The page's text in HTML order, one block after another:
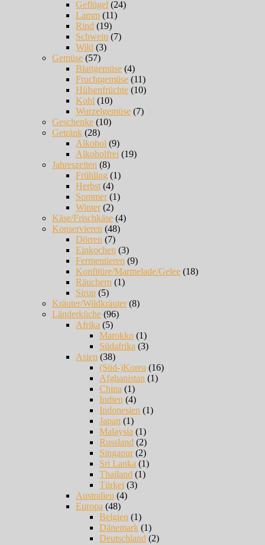
Geflügel (24)
Lamm (11)
Rind (19)
Schwein (7)
Wild (3)
Gemüse (57)
Blattgemüse (4)
Fruchtgemüse (11)
Hülsenfrüchte (10)
Kohl (10)
Wurzelgemüse (7)
Geschenke (10)
Getränk (28)
Alkohol (9)
Alkoholfrei (19)
Jahreszeiten (8)
Frühling (1)
Herbst (4)
Sommer(1)
Winter(2)
Käse/Frischkäse (4)
Konservieren (48)
Dörren (7)
Einkochen (3)
Fermentieren (9)
Konfitüre/Marmelade/Gelee (18)
Räuchern (1)
Sirup (5)
Kräuter/Wildkräuter(8)
Länderküche (96)
Afrika (5)
Marokko (1)
Südafrika (3)
Asien (38)
(Süd-)Korea (16)
Afghanistan (1)
China (1)
Indien (4)
Indonesien (1)
Japan (1)
Malaysia (1)
Russland (2)
Singapur(2)
Sri Lanka (1)
Thailand (1)
Türkei (3)
Australien (4)
Europa (48)
Belgien (1)
Dänemark (1)
Deutschland (2)